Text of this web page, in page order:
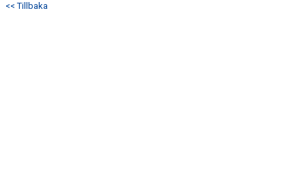
<< Tillbaka